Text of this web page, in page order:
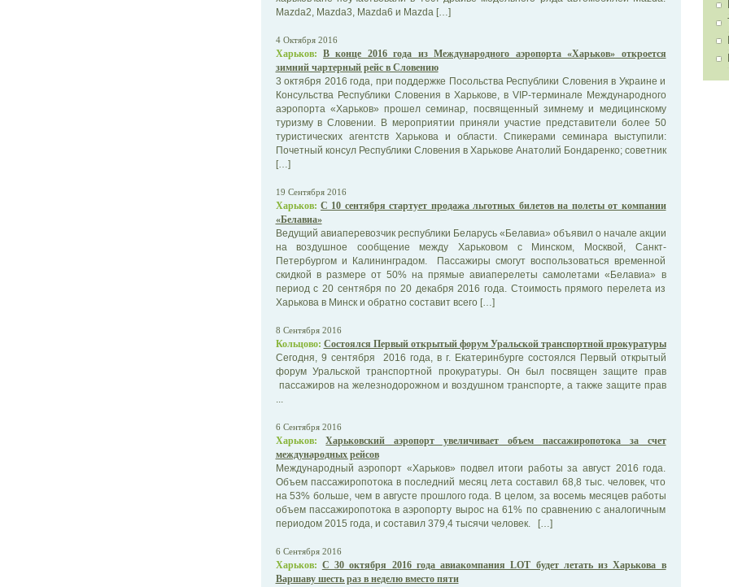
Mazda2, Mazda3, Mazda6 и Mazda […]
4 Октября 2016
Харьков: В конце 2016 года из Международного аэропорта «Харьков» откроется
зимний чартерный рейс в Словению
3 октября 2016 года, при поддержке Посольства Республики Словения в Украине и
Консульства Республики Словения в Харькове, в VIP-терминале Международного
аэропорта «Харьков» прошел семинар, посвященный зимнему и медицинскому
туризму в Словении. В мероприятии приняли участие представители более 50
туристических агентств Харькова и области. Спикерами семинара выступили:
Почетный консул Республики Словения в Харькове Анатолий Бондаренко; советник
[…]
19 Сентября 2016
Харьков: C 10 сентября стартует продажа льготных билетов на полеты от компании
«Белавиа»
Ведущий авиаперевозчик республики Беларусь «Белавиа» объявил о начале акции
на воздушное сообщение между Харьковом с Минском, Москвой, Санкт-
Петербургом и Калининградом. Пассажиры смогут воспользоваться временной
скидкой в размере от 50% на прямые авиаперелеты самолетами «Белавиа» в
период с 20 сентября по 20 декабря 2016 года. Стоимость прямого перелета из
Харькова в Минск и обратно составит всего […]
8 Сентября 2016
Кольцово: Состоялся Первый открытый форум Уральской транспортной прокуратуры
Сегодня, 9 сентября 2016 года, в г. Екатеринбурге состоялся Первый открытый
форум Уральской транспортной прокуратуры. Он был посвящен ­­­защите прав
пассажиров на железнодорожном и воздушном транспорте, а также защите прав
6 Сентября 2016
Харьков:
Харьковский аэропорт увеличивает объем пассажиропотока за счет
международных рейсов
Международный аэропорт «Харьков» подвел итоги работы за август 2016 года.
Объем пассажиропотока в последний месяц лета составил 68,8 тыс. человек, что
на 53% больше, чем в августе прошлого года. В целом, за восемь месяцев работы
объем пассажиропотока в аэропорту вырос на 61% по сравнению с аналогичным
периодом 2015 года, и составил 379,4 тысячи человек. […]
6 Сентября 2016
Харьков: С 30 октября 2016 года авиакомпания LOT будет летать из Харькова в
Варшаву шесть раз в неделю вместо пяти